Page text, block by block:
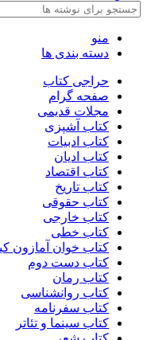
منو
دسته بندی ها
حراجی کتاب
صفحه گرام
مجلات قدیمی
کتاب آشپزی
کتاب ادبیات
کتاب ادیان
کتاب اقتصاد
کتاب تاریخ
کتاب حقوقی
کتاب خارجی
کتاب خطی
کتاب خوان آمازون
کتاب دست دوم
کتاب رمان
کتاب روانشناسی
کتاب سفرنامه
کتاب سینما و تئاتر